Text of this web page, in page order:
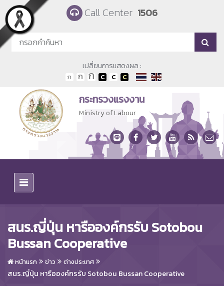
Skip to main content Call Center 1506
เปลี่ยนการแสดงผล :
กระทรวงแรงงาน
Ministry of Labour
สนร.ญี่ปุ่น หารือองค์กรรับ Sotobou
Bussan Cooperative
หน้าแรก ข่าว ต่างประเทศ
สนร.ญี่ปุ่น หารือองค์กรรับ Sotobou Bussan Cooperative